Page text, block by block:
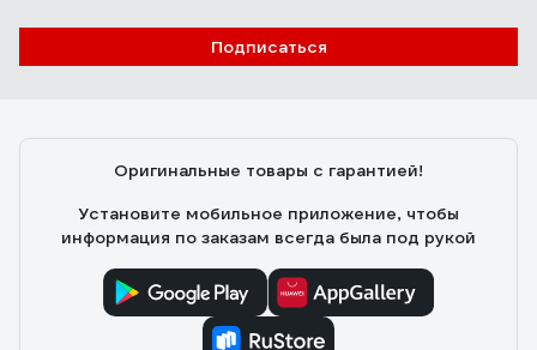
Александр Ю. 10.11.2021
Подписаться
Оригинальные товары с гарантией!
Установите мобильное приложение, чтобы
информация по заказам всегда была под рукой